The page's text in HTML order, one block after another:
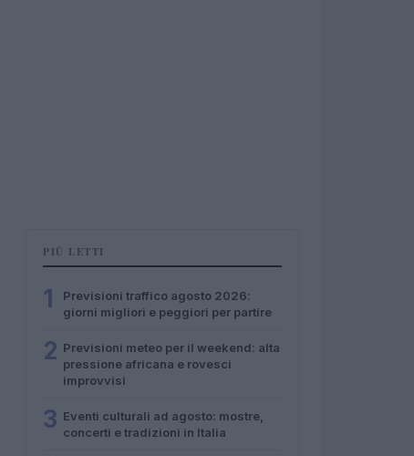
PIÙ LETTI
1
Previsioni traffico agosto 2026:
giorni migliori e peggiori per partire
2 Previsioni meteo per il weekend: alta
pressione africana e rovesci
improvvisi
3 Eventi culturali ad agosto: mostre,
concerti e tradizioni in Italia